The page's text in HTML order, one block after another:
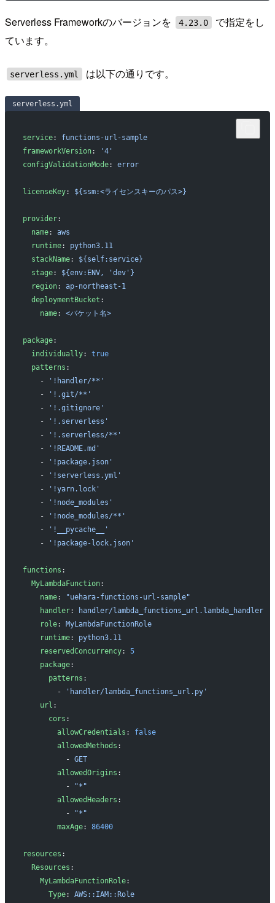
Serverless Frameworkのバージョンを 4.23.0
で指定をし
ています。
serverless.yml は以下の通りです。
serverless.yml
service: functions-url-sample
frameworkVersion:
'4'
configValidationMode: error
licenseKey: ${ssm:<ライセンスキーのパス>}
provider:
  name
: aws
  runtime
: python3.11
  stackName
: ${self:service}
  stage
: ${env:ENV, 'dev'}
  region
: ap-northeast-1
  deploymentBucket
:
    name
: <バケット名>
package:
  individually
: true
  patterns
:
    -
'!handler/**'
    -
'!.git/**'
    -
'!.gitignore'
    -
'!.serverless'
    -
'!.serverless/**'
    -
'!README.md'
    -
'!package.json'
    -
'!serverless.yml'
    -
'!yarn.lock'
    -
'!node_modules'
    -
'!node_modules/**'
    -
'!__pycache__'
    -
'!package-lock.json'
functions :
  MyLambdaFunction
:
    name
:
"uehara-functions-url-sample"
    handler
:
handler/lambda_functions_url.lambda_handler
    role
: MyLambdaFunctionRole
    runtime
: python3.11
    reservedConcurrency
: 5
    package
:
      patterns
:
        -
'handler/lambda_functions_url.py'
    url
:
      cors
:
        allowCredentials
: false
        allowedMethods
:
          -
GET
        allowedOrigins
:
          -
"*"
        allowedHeaders
:
          -
"*"
        maxAge
: 86400
resources :
  Resources
:
    MyLambdaFunctionRole
:
      Type
: AWS::IAM::Role